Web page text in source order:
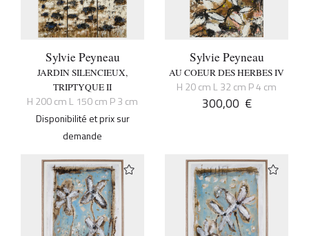
Sylvie Peyneau
JARDIN SILENCIEUX,
TRIPTYQUE II
H 200 cm L 150 cm P 3 cm
Disponibilité et prix sur
demande
Sylvie Peyneau
AU COEUR DES HERBES IV
H 20 cm L 32 cm P 4 cm
300,00 €